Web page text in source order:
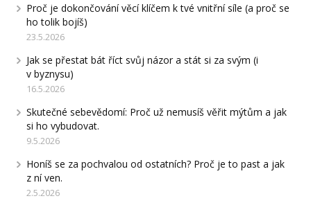
Proč je dokončování věcí klíčem k tvé vnitřní síle (a proč se
ho tolik bojíš)
23.5.2026
Jak se přestat bát říct svůj názor a stát si za svým (i
v byznysu)
16.5.2026
Skutečné sebevědomí: Proč už nemusíš věřit mýtům a jak
si ho vybudovat.
9.5.2026
Honíš se za pochvalou od ostatních? Proč je to past a jak
z ní ven.
2.5.2026